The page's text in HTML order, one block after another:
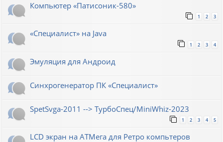
Компьютер «Патисоник-580»
1 2 3
«Специалист» на Java
1 2 3 4
Эмуляция для Андроид
Синхрогенератор ПК «Специалист»
SpetSvga-2011 --> ТурбоСпец/MiniWhiz-2023
1 2 3 4 5
LCD экран на АТМега для Ретро компьтеров